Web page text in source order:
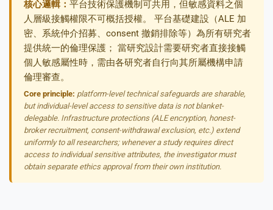
核心邏輯： 平台技術保護機制可共用，但敏感資料之個
人層級接觸權限不可概括授權。 平台基礎建設（ALE 加
密、系統仲介招募、consent 撤銷排除等）為所有研究者
提供統一的倫理保護； 當研究設計需要研究者直接接觸
個人敏感屬性時，需由各研究者自行向其所屬機構申請
倫理審查。
Core principle: platform-level technical safeguards are sharable,
but individual-level access to sensitive data is not blanket-
delegable. Infrastructure protections (ALE encryption, honest-
broker recruitment, consent-withdrawal exclusion, etc.) extend
uniformly to all researchers; whenever a study requires direct
access to individual sensitive attributes, the investigator must
obtain separate ethics approval from their own institution.